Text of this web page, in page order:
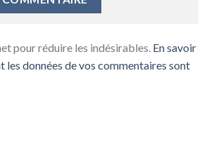
pour réduire les indésirables. En savoir
les données de vos commentaires sont